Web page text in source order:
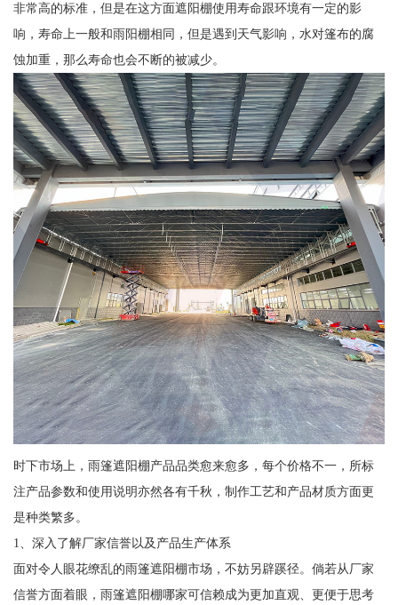
非常高的标准，但是在这方面遮阳棚使用寿命跟环境有一定的影
响，寿命上一般和雨阳棚相同，但是遇到天气影响，水对篷布的腐
蚀加重，那么寿命也会不断的被减少。
时下市场上，雨篷遮阳棚产品品类愈来愈多，每个价格不一，所标
注产品参数和使用说明亦然各有千秋，制作工艺和产品材质方面更
是种类繁多。
1、深入了解厂家信誉以及产品生产体系
面对令人眼花缭乱的雨篷遮阳棚市场，不妨另辟蹊径。倘若从厂家
信誉方面着眼，雨篷遮阳棚哪家可信赖成为更加直观、更便于思考